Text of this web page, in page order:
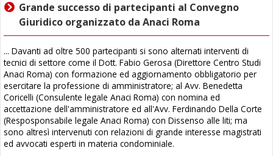
Grande successo di partecipanti al Convegno
Giuridico organizzato da Anaci Roma
... Davanti ad oltre 500 partecipanti si sono alternati interventi di
tecnici di settore come il Dott. Fabio Gerosa (Direttore Centro Studi
Anaci Roma) con formazione ed aggiornamento obbligatorio per
esercitare la professione di amministratore; al Avv. Benedetta
Coricelli (Consulente legale Anaci Roma) con nomina ed
accettazione dell'amministratore ed all'Avv. Ferdinando Della Corte
(Resposponsabile legale Anaci Roma) con Dissenso alle liti; ma
sono altresì intervenuti con relazioni di grande interesse magistrati
ed avvocati esperti in materia condominiale.